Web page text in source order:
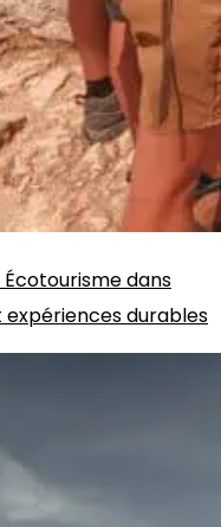
Écotourisme dans
expériences durables